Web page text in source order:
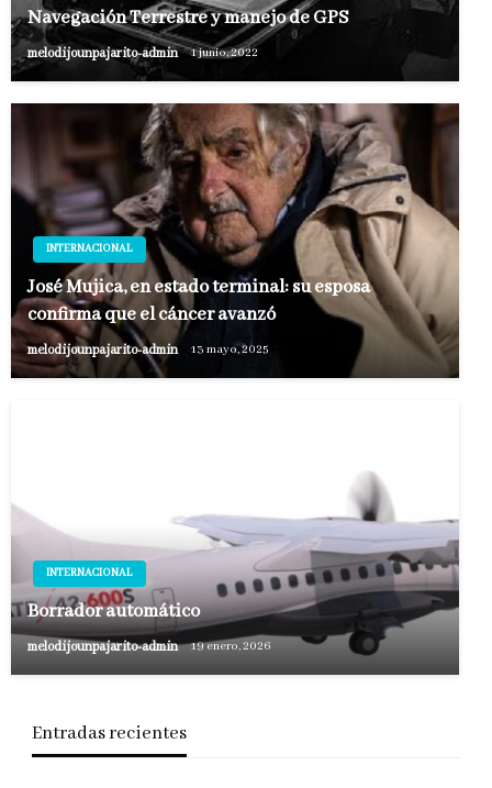
Navegación Terrestre y manejo de GPS
melodijounpajarito-admin 1 junio, 2022
INTERNACIONAL
José Mujica, en estado terminal: su esposa
confirma que el cáncer avanzó
melodijounpajarito-admin 13 mayo, 2025
INTERNACIONAL
Borrador automático
melodijounpajarito-admin 19 enero, 2026
Entradas recientes